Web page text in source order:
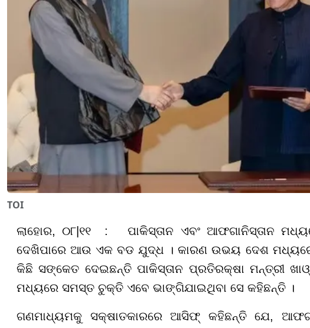
TOI
ଲାହୋର, ୦୮|୧୧ : ପାକିସ୍ତାନ ଏବଂ ଆଫଗାନିସ୍ତାନ
ଦେଖିପାରେ ଆଉ ଏକ ବଡ ଯୁଦ୍ଧ । କାରଣ ଉଭୟ ଦେଶ ମଧ୍ୟରେ
କିଛି ସଙ୍କେତ ଦେଇଛନ୍ତି ପାକିସ୍ତାନ ପ୍ରତିରକ୍ଷା ମନ୍ତ୍ରୀ
ମଧ୍ୟରେ ସମସ୍ତ ଚୁକ୍ତି ଏବେ ଭାଙ୍ଗିଯାଇଥିବା ସେ କହିଛନ୍ତି ।
ଗଣମାଧ୍ୟମକୁ ସକ୍ଷାତକାରରେ ଆସିଫ୍ କହିଛନ୍ତି ଯେ,